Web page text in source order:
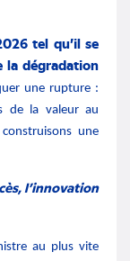
tel qu’il se
la dégradation
une rupture :
de la valeur au
une
l’innovation
au plus vite